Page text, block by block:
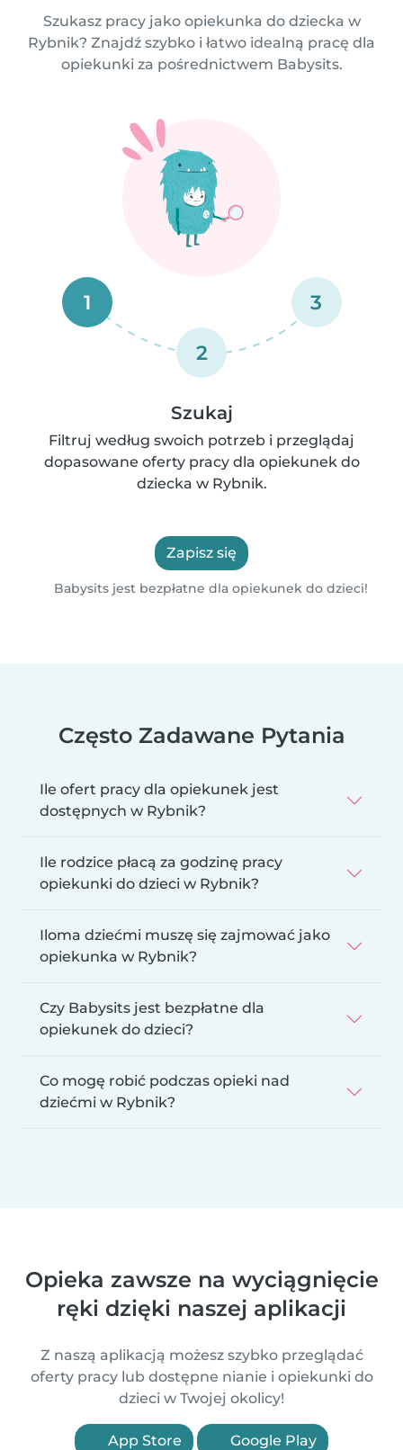
Szukasz pracy jako opiekunka do dziecka w
Rybnik? Znajdź szybko i łatwo idealną pracę dla
opiekunki za pośrednictwem Babysits.
1
2
3
Szukaj
Filtruj według swoich potrzeb i przeglądaj
dopasowane oferty pracy dla opiekunek do
dziecka w Rybnik.
Zapisz się
Babysits jest bezpłatne dla opiekunek do dzieci!
Często Zadawane Pytania
Ile ofert pracy dla opiekunek jest
dostępnych w Rybnik?
Ile rodzice płacą za godzinę pracy
opiekunki do dzieci w Rybnik?
Iloma dziećmi muszę się zajmować jako
opiekunka w Rybnik?
Czy Babysits jest bezpłatne dla
opiekunek do dzieci?
Co mogę robić podczas opieki nad
dziećmi w Rybnik?
Opieka zawsze na wyciągnięcie
ręki dzięki naszej aplikacji
Z naszą aplikacją możesz szybko przeglądać
oferty pracy lub dostępne nianie i opiekunki do
dzieci w Twojej okolicy!
App Store Google Play